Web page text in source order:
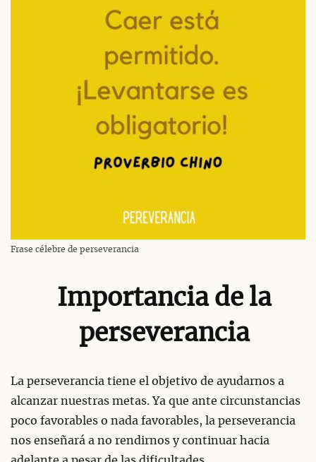
Frase célebre de perseverancia
Importancia de la
perseverancia
La perseverancia tiene el objetivo de ayudarnos a
alcanzar nuestras metas. Ya que ante circunstancias
poco favorables o nada favorables, la perseverancia
nos enseñará a no rendirnos y continuar hacia